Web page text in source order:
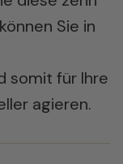
Sie in
somit für Ihre
agieren.